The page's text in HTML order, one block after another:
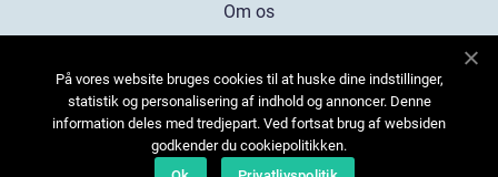
Om os
Kontakt os
Sitemap
På vores website bruges cookies til at huske dine indstillinger,
statistik og personalisering af indhold og annoncer. Denne
information deles med tredjepart. Ved fortsat brug af websiden
godkender du cookiepolitikken.